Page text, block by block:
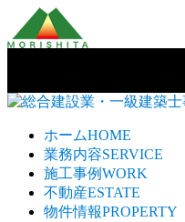
ホームHOME
業務内容SERVICE
施工事例WORK
不動産ESTATE
物件情報PROPERTY